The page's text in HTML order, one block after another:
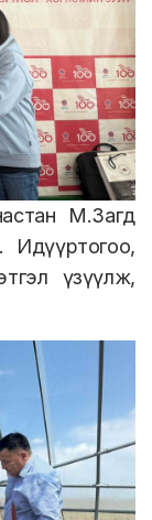
М.Загд
үзүүлж,